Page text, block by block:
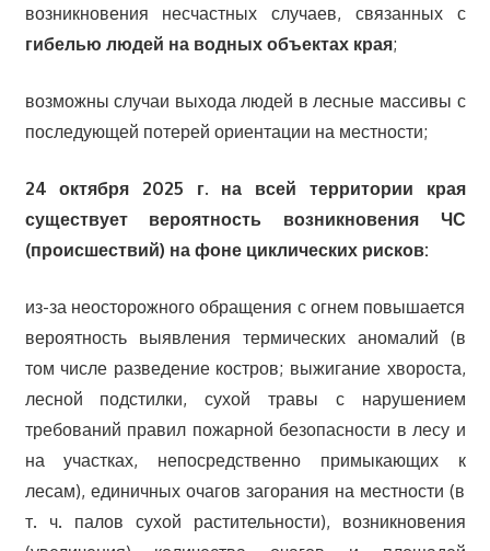
возникновения несчастных случаев, связанных с
гибелью людей на водных объектах края;
возможны случаи выхода людей в лесные массивы с
последующей потерей ориентации на местности;
24 октября 2025 г.
на всей территории края
существует вероятность возникновения ЧС
(происшествий) на фоне циклических рисков:
из-за неосторожного обращения с огнем повышается
вероятность выявления термических аномалий (в
том числе разведение костров; выжигание хвороста,
лесной подстилки, сухой травы с нарушением
требований правил пожарной безопасности в лесу и
на участках, непосредственно примыкающих к
лесам), единичных очагов загорания на местности (в
т. ч. палов сухой растительности), возникновения